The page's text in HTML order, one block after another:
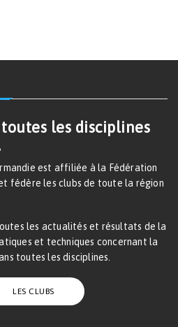
les disciplines
est affiliée à la Fédération
fédère les clubs de toute la région
les actualités et résultats de la
et techniques concernant la
toutes les disciplines.
LES CLUBS